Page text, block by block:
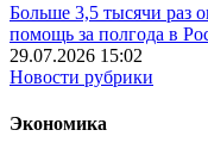
Больше 3,5 тысячи раз
помощь за полгода в
29.07.2026 15:02
Новости рубрики
Экономика